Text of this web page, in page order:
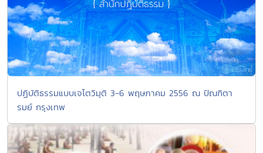
ปฏิบัติธรรมแบบเจโตวิมุติ 3-6 พฤษภาคม 2556 ณ ปัณฑิตา
รมย์ กรุงเทพ